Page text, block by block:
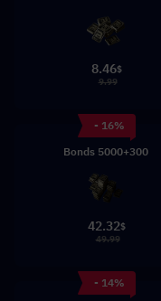
$
8.46
9.99
- 16%
5000+300 Bonds
$
42.32
49.99
- 14%